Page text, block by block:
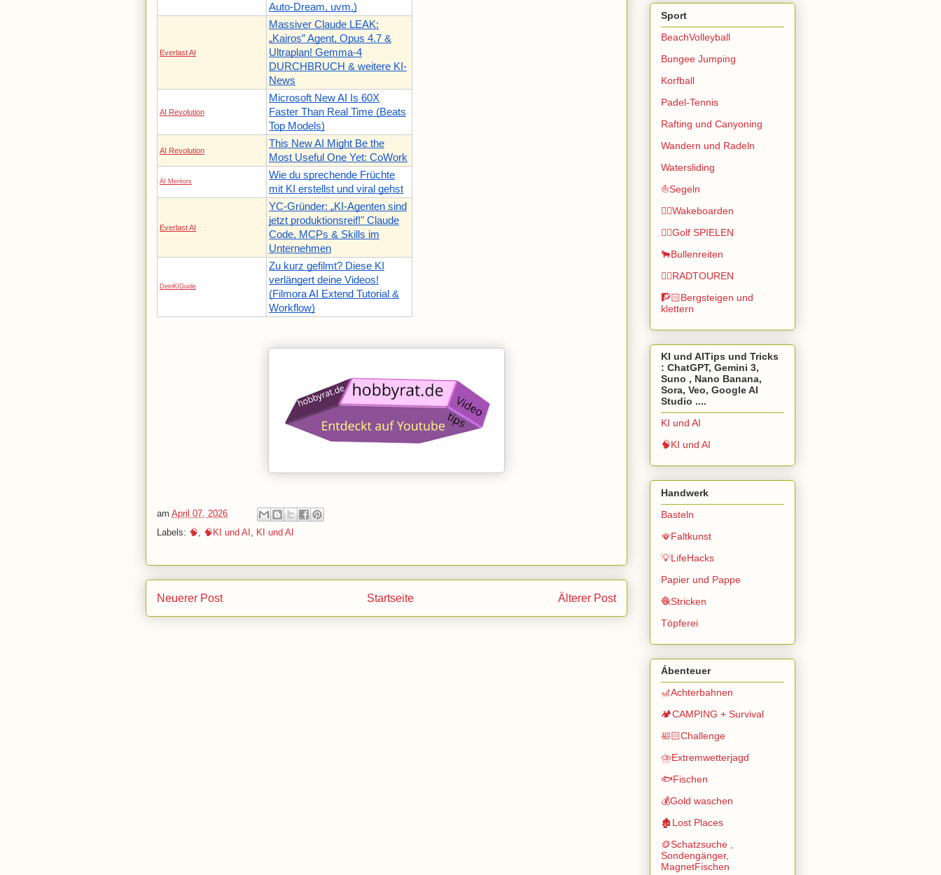
Auto-Dream, uvm.)
Everlast AI
Massiver Claude LEAK:
„Kairos” Agent, Opus 4.7 &
Ultraplan! Gemma-4
DURCHBRUCH & weitere KI-
News
AI Revolution
Microsoft New AI Is 60X
Faster Than Real Time (Beats
Top Models)
AI Revolution
This New AI Might Be the
Most Useful One Yet: CoWork
AI Mentors
Wie du sprechende Früchte
mit KI erstellst und viral gehst
Everlast AI
YC-Gründer: „KI-Agenten sind
jetzt produktionsreif!" Claude
Code, MCPs & Skills im
Unternehmen
DeinKIGuide
Zu kurz gefilmt? Diese KI
verlängert deine Videos!
(Filmora AI Extend Tutorial &
Workflow)
am April 07, 2026
Labels: 🧠 🧠KI und AI KI und AI
Neuerer Post Älterer Post
Startseite
Sport
BeachVolleyball
Bungee Jumping
Korfball
Padel-Tennis
Rafting und Canyoning
Wandern und Radeln
Watersliding
⛵Segeln
🏄🏽Wakeboarden
🏌️‍♂️Golf SPIELEN
🐂Bullenreiten
🚴‍♂️RADTOUREN
🧗🏻Bergsteigen und
klettern
KI und AITips und Tricks
: ChatGPT, Gemini 3,
Suno , Nano Banana,
Sora, Veo, Google AI
Studio ....
KI und AI
🧠KI und AI
Handwerk
Basteln
🪭Faltkunst
💡LifeHacks
Papier und Pappe
🧶Stricken
Töpferei
Ábenteuer
🎢Achterbahnen
🏕️CAMPING + Survival
🛀🏻Challenge
⛈️Extremwetterjagd
🐟Fischen
💰Gold waschen
🏚️Lost Places
🪙Schatzsuche ,
Sondengänger,
MagnetFischen